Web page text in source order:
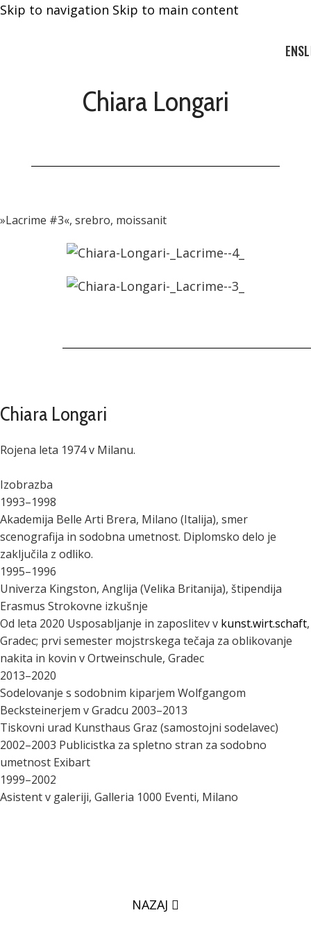
Skip to navigation Skip to main content
ENSL
Chiara Longari
»Lacrime #3«, srebro, moissanit
Chiara Longari
Rojena leta 1974 v Milanu.
Izobrazba
1993–1998
Akademija Belle Arti Brera, Milano (Italija), smer
scenografija in sodobna umetnost. Diplomsko delo je
zaključila z odliko.
1995–1996
Univerza Kingston, Anglija (Velika Britanija), štipendija
Erasmus Strokovne izkušnje
Od leta 2020 Usposabljanje in zaposlitev v kunst.wirt.schaft,
Gradec; prvi semester mojstrskega tečaja za oblikovanje
nakita in kovin v Ortweinschule, Gradec
2013–2020
Sodelovanje s sodobnim kiparjem Wolfgangom
Becksteinerjem v Gradcu 2003–2013
Tiskovni urad Kunsthaus Graz (samostojni sodelavec)
2002–2003 Publicistka za spletno stran za sodobno
umetnost Exibart
1999–2002
Asistent v galeriji, Galleria 1000 Eventi, Milano
NAZAJ